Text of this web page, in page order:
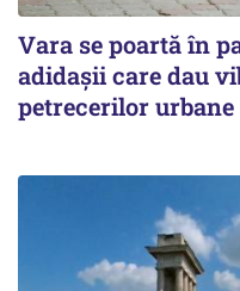
Vara se poartă în
adidașii care dau
petrecerilor urbane